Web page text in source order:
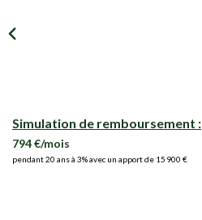
Simulation de remboursement :
794 €/mois
pendant 20 ans à 3% avec un apport de 15 900 €